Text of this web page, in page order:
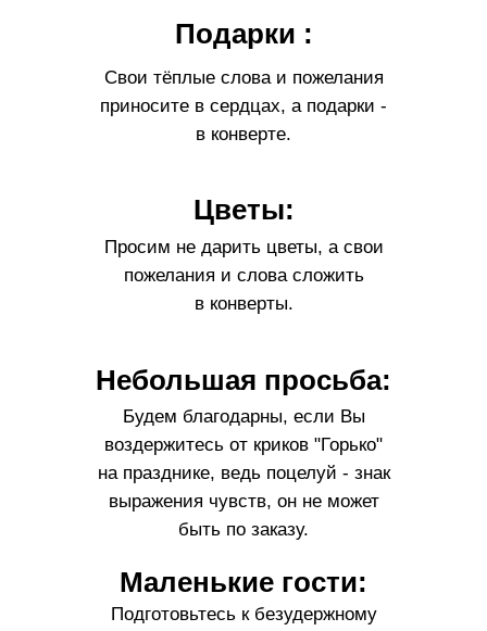
рубашка, брюки, пиджак.
Свои тёплые слова и пожелания
приносите в сердцах, а подарки -
в конверте.
Просим не дарить цветы, а свои
пожелания и слова сложить
в конверты.
Будем благодарны, если Вы
воздержитесь от криков "Горько"
на празднике, ведь поцелуй - знак
выражения чувств, он не может
быть по заказу.
Подготовьтесь к безудержному
Подарки :
Цветы:
Небольшая просьба:
Маленькие гости: